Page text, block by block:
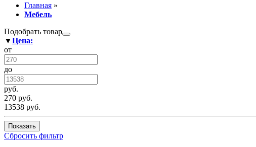
Главная »
Мебель
Подобрать товар
▼Цена:
от
до
руб.
270 руб.
13538 руб.
Показать
Сбросить фильтр